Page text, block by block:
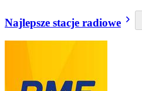
Najlepsze stacje radiowe